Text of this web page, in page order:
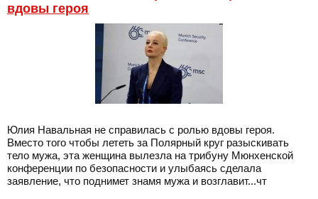
вдовы героя
Юлия Навальная не справилась с ролью вдовы героя.
Вместо того чтобы лететь за Полярный круг разыскивать
тело мужа, эта женщина вылезла на трибуну Мюнхенской
конференции по безопасности и улыбаясь сделала
заявление, что поднимет знамя мужа и возглавит...чт